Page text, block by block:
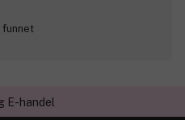
funnet
E-handel